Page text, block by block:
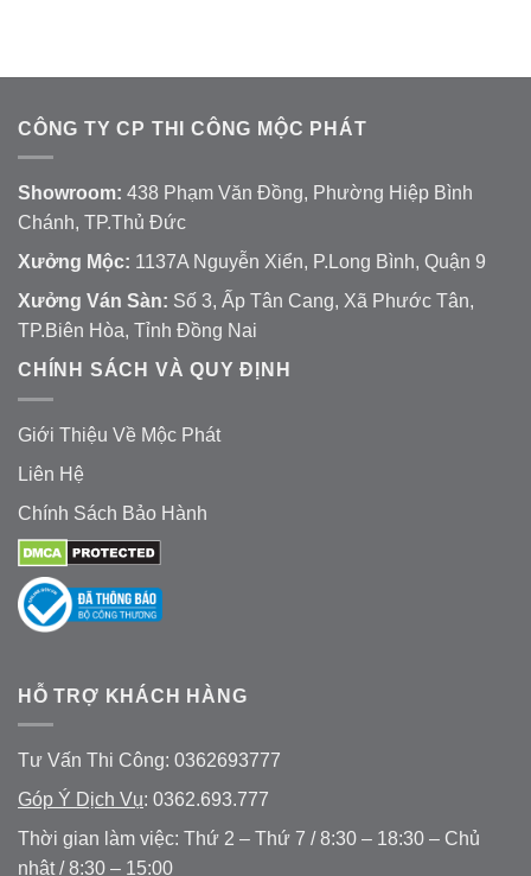
CÔNG TY CP THI CÔNG MỘC PHÁT
Showroom: 438 Phạm Văn Đồng, Phường Hiệp Bình
Chánh, TP.Thủ Đức
Xưởng Mộc: 1137A Nguyễn Xiển, P.Long Bình, Quận 9
Xưởng Ván Sàn: Số 3, Ấp Tân Cang, Xã Phước Tân,
TP.Biên Hòa, Tỉnh Đồng Nai
CHÍNH SÁCH VÀ QUY ĐỊNH
Giới Thiệu Về Mộc Phát
Liên Hệ
Chính Sách Bảo Hành
HỖ TRỢ KHÁCH HÀNG
Tư Vấn Thi Công: 0362693777
Góp Ý Dịch Vụ: 0362.693.777
Thời gian làm việc: Thứ 2 – Thứ 7 / 8:30 – 18:30 – Chủ
nhật / 8:30 – 15:00